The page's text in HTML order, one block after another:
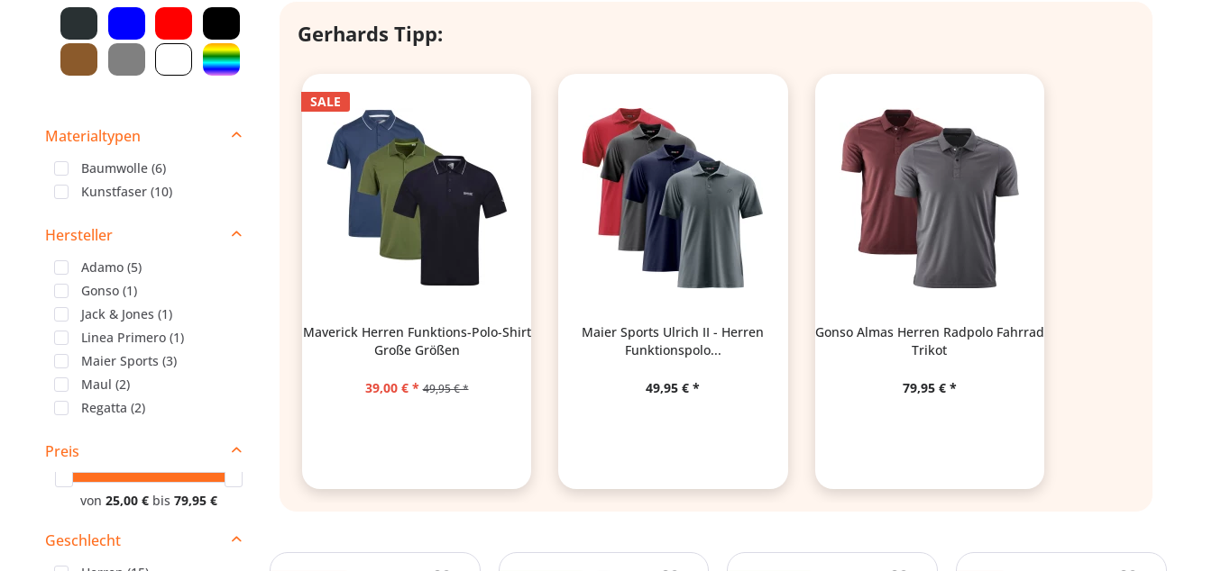
Materialtypen
Baumwolle (6)
Kunstfaser (10)
Hersteller
Adamo (5)
Gonso (1)
Jack & Jones (1)
Linea Primero (1)
Maier Sports (3)
Maul (2)
Regatta (2)
Preis
von 25,00 € bis 79,95 €
Geschlecht
Gerhards Tipp:
SALE
Maverick Herren Funktions-Polo-Shirt
Große Größen
39,00 € * 49,95 € *
Maier Sports Ulrich II - Herren
Funktionspolo...
49,95 € *
Gonso Almas Herren Radpolo Fahrrad
Trikot
79,95 € *